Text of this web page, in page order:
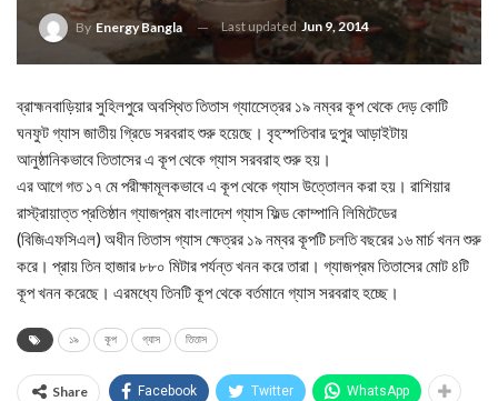
By Energy Bangla Last updated Jun 9, 2014
ব্রাহ্মনবাড়িয়ার সুহিলপুরে অবস্থিত তিতাস গ্যাসেেত্রর ১৯ নম্বর কূপ থেকে দেড় কোটি
ঘনফুট গ্যাস জাতীয় গ্রিডে সরবরাহ শুরু হয়েছে। বৃহস্পতিবার দুপুর আড়াইটায়
আনুষ্ঠানিকভাবে তিতাসের এ কূপ থেকে গ্যাস সরবরাহ শুরু হয়।
এর আগে গত ১৭ মে পরীক্ষামূলকভাবে এ কূপ থেকে গ্যাস উত্তোলন করা হয়। রাশিয়ার
রাস্ট্রায়াত্ত প্রতিষ্ঠান গ্যাজপ্রম বাংলাদেশ গ্যাস ফিল্ড কোম্পানি লিমিটেডের
(বিজিএফসিএল) অধীন তিতাস গ্যাস ক্ষেত্রর ১৯ নম্বর কূপটি চলতি বছরের ১৬ মার্চ খনন শুরু
করে। প্রায় তিন হাজার ৮৮০ মিটার পর্যন্ত খনন করে তারা। গ্যাজপ্রম তিতাসের মোট ৪টি
কূপ খনন করেছে। এরমধ্যে তিনটি কূপ থেকে বর্তমানে গ্যাস সরবরাহ হচ্ছে।
১৯ কূপ গ্যাস তিতাস
Share Facebook Twitter WhatsApp